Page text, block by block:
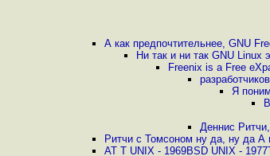
А как предпочтительнее, GNU
Ни так и ни так GNU
Freenix is a Free
Я
Деннис
Ритчи с Томсоном ну да, ну да А
AT T UNIX - 1969BSD UNIX -